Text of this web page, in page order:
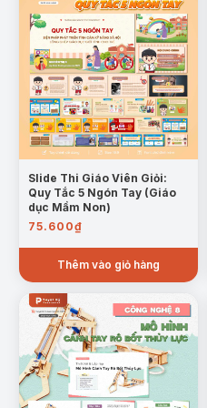
nghiệp công nghệ
2. Vì sao ngành kỹ
xem là ngành
Đây là lĩnh vực thúc
xuất và phát triển
3. Người học
phẩm chất gì?
Cẩn thận, kiên trì,
tinh thần học hỏi liên
nghề kỹ thuật?
Kỹ năng chuyên
việc nhóm và ứng
5. Cơ hội việc làm
nghệ hiện nay như
Nhu cầu tuyển
triển nghề nghiệp và
Slide Thi Giáo Viên Giỏi:
Quy Tắc 5 Ngón Tay (Giáo
dục Mầm Non)
75.600₫
Thêm vào giỏ hàng